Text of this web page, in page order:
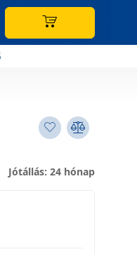
Jótállás: 24 hónap